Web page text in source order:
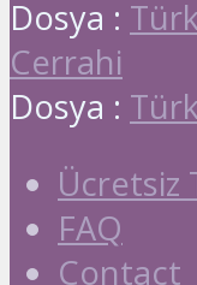
Dosya :
Cerrahi
Dosya :
Ücretsiz
FAQ
Contact